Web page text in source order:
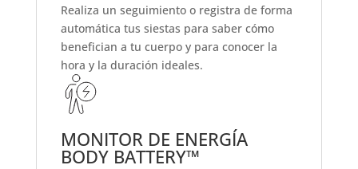
Realiza un seguimiento o registra de forma
automática tus siestas para saber cómo
benefician a tu cuerpo y para conocer la
hora y la duración ideales.
MONITOR DE ENERGÍA
BODY BATTERY™